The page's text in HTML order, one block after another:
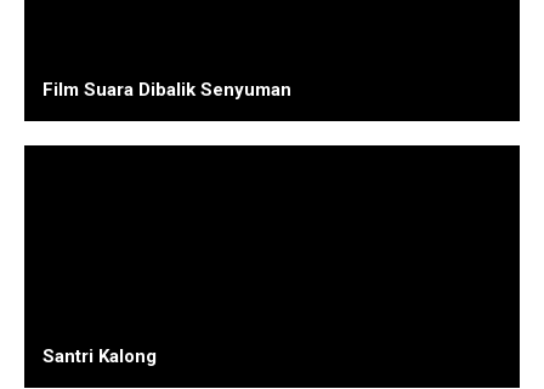
Film Suara Dibalik Senyuman
Santri Kalong